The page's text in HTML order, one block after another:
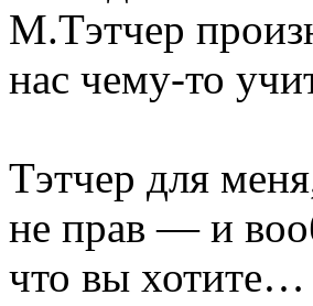
М.Тэтчер
нас чему-то
Тэтчер для
не прав — и
что вы